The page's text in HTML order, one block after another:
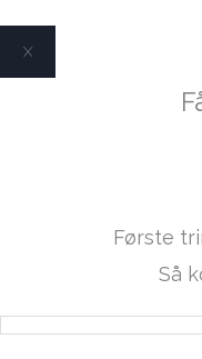
X
Første
Så